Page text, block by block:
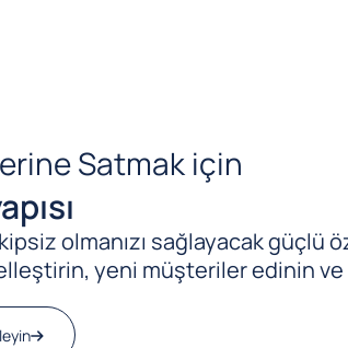
Satmak için
olmanızı sağlayacak
yeni müşteriler edinin ve